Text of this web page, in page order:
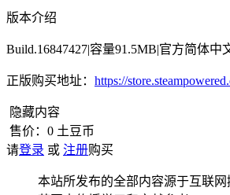
版本介绍
Build.16847427|容量91.5MB|官方简体中
正版购买地址： https://
隐藏内容
售价： 0 土豆币
请登录 或 注册购买
本站所发布的全部内容源于互联